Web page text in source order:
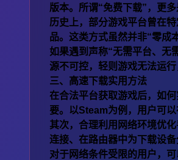
版本。所谓“免费下载”，更
历史上，部分游戏平台曾在
品。这类方式虽然并非“零成
如果遇到声称“无需平台、无
源不可控，轻则游戏无法运
三、高速下载实用方法
在合法平台获取游戏后，如
要。以Steam为例，用户可
其次，合理利用网络环境优
连接、在路由器中为下载设
对于网络条件受限的用户，